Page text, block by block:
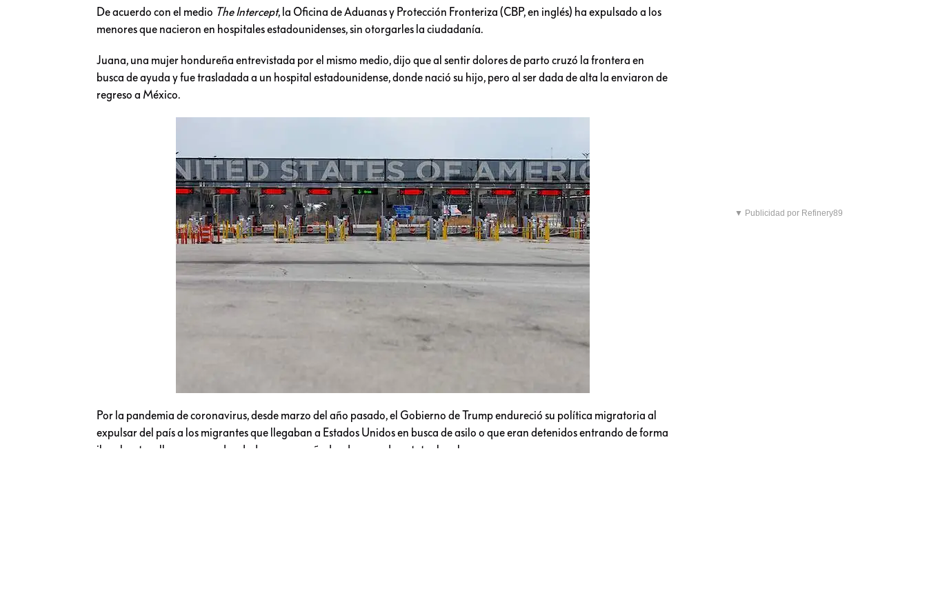
De acuerdo con el medio The Intercept, la Oficina de Aduanas y Protección Fronteriza (CBP, en inglés) ha expulsado a los
menores que nacieron en hospitales estadounidenses, sin otorgarles la ciudadanía.
Juana, una mujer hondureña entrevistada por el mismo medio, dijo que al sentir dolores de parto cruzó la frontera en
busca de ayuda y fue trasladada a un hospital estadounidense, donde nació su hijo, pero al ser dada de alta la enviaron de
regreso a México.
Por la pandemia de coronavirus, desde marzo del año pasado, el Gobierno de Trump endureció su política migratoria al
expulsar del país a los migrantes que llegaban a Estados Unidos en busca de asilo o que eran detenidos entrando de forma
ilegal, entre ellos menores de edad no acompañados de un padre o tutor legal.
▼ Publicidad por Refinery89